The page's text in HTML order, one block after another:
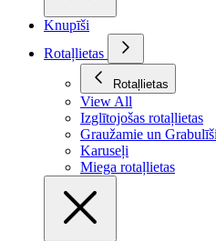
Knupīši
Rotaļlietas
Rotaļlietas
View All
Izglītojošas rotaļlietas
Graužamie un Grabulīši
Karuseļi
Miega rotaļlietas